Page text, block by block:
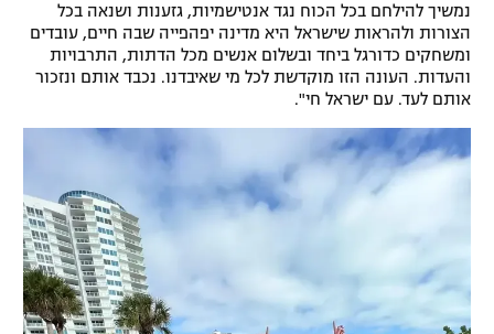
נמשיך להילחם בכל הכוח נגד אנטישמיות, גזענות ושנאה בכל
הצורות ולהראות שישראל היא מדינה יפהפייה שבה חיים, עובדים
ומשחקים כדורגל ביחד ובשלום אנשים מכל הדתות, התרבויות
והעדות. העונה הזו מוקדשת לכל מי שאיבדנו. נכבד אותם ונזכור
אותם לעד. עם ישראל חי".